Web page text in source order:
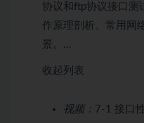
协议和ftp协议接口测
作原理剖析。常用网
景。…
收起列表
视频： 7-1 接口